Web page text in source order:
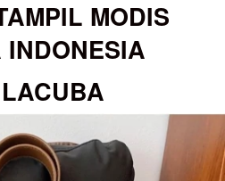
MODIS
INDONESIA